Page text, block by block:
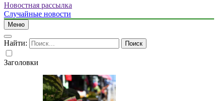
Новостная рассылка
Случайные новости
Меню
Найти:
Заголовки